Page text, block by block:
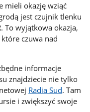
mieli okazję wziąć
jest czujnik tlenku
To wyjątkowa okazja,
czuwa nad
informacje
znajdziecie nie tylko
Radia Sud. Tam
i zwiększyć swoje